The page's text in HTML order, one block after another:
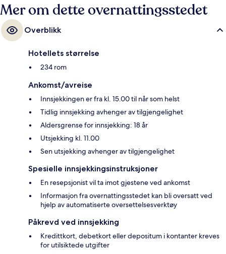
Mer om dette overnattingsstedet
Overblikk
Hotellets størrelse
234 rom
Ankomst/avreise
Innsjekkingen er fra kl. 15.00 til når som helst
Tidlig innsjekking avhenger av tilgjengelighet
Aldersgrense for innsjekking: 18 år
Utsjekking kl. 11.00
Sen utsjekking avhenger av tilgjengelighet
Spesielle innsjekkingsinstruksjoner
En resepsjonist vil ta imot gjestene ved ankomst
Informasjon fra overnattingsstedet kan bli oversatt ved
hjelp av automatiserte oversettelsesverktøy
Påkrevd ved innsjekking
Kredittkort, debetkort eller depositum i kontanter kreves
for utilsiktede utgifter